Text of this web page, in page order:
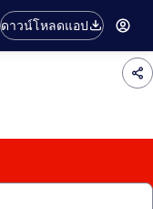
ดาวน์โหลดแอป